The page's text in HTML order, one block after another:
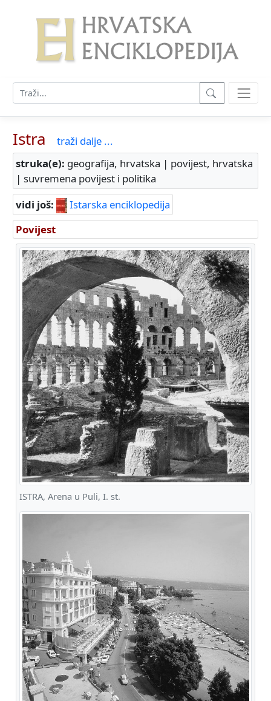
Istra
traži dalje ...
struka(e): geografija, hrvatska | povijest, hrvatska
| suvremena povijest i politika
vidi još:
Istarska enciklopedija
Povijest
ISTRA, Arena u Puli, I. st.